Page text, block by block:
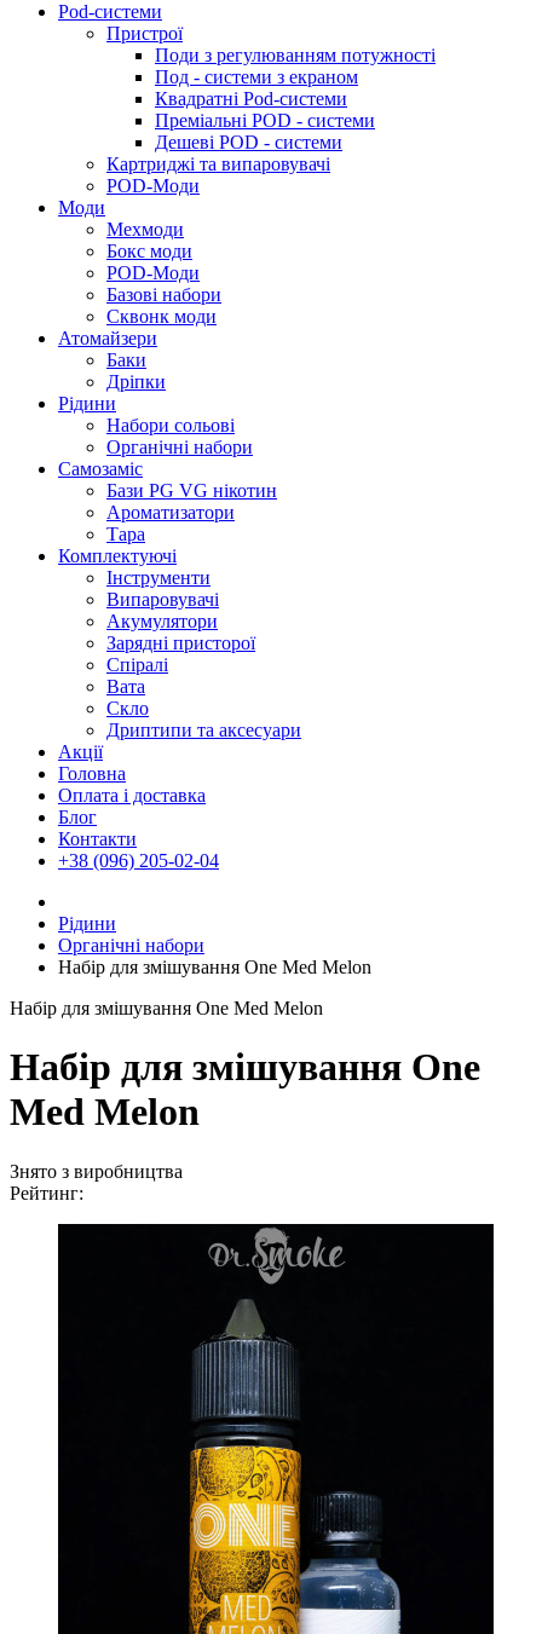
Pod-системи
Пристрої
Поди з регулюванням потужності
Под - системи з екраном
Квадратні Pod-системи
Преміальні POD - системи
Дешеві POD - системи
Картриджі та випаровувачі
POD-Моди
Моди
Мехмоди
Бокс моди
POD-Моди
Базові набори
Сквонк моди
Атомайзери
Баки
Дріпки
Рідини
Набори сольові
Органічні набори
Самозаміс
Бази PG VG нікотин
Ароматизатори
Тара
Комплектуючі
Інструменти
Випаровувачі
Акумулятори
Зарядні присторої
Спіралі
Вата
Скло
Дриптипи та аксесуари
Акції
Головна
Оплата і доставка
Блог
Контакти
+38 (096) 205-02-04
Рідини
Органічні набори
Набір для змішування One Med Melon
Набір для змішування One Med Melon
Набір для змішування One
Med Melon
Знято з виробництва
Рейтинг: